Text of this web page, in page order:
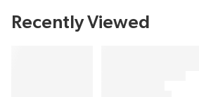
Recently Viewed